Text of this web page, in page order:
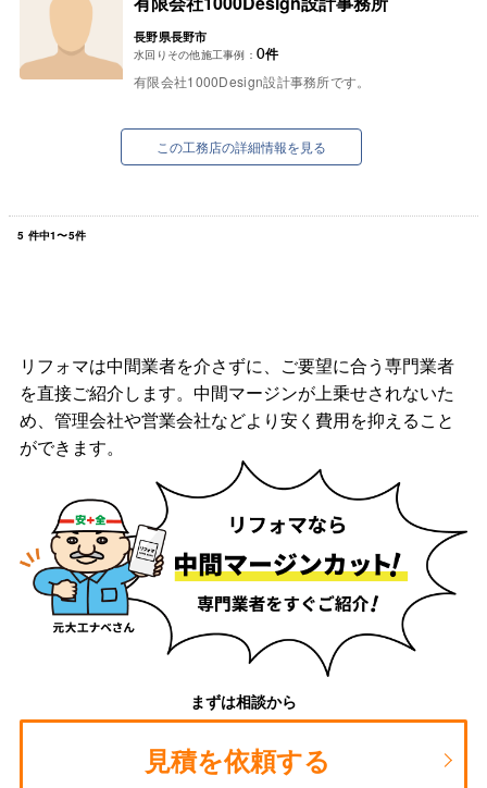
長野県長野市
水回りその他施工事例： 0件
有限会社1000Design設計事務所です。
この工務店の詳細情報を見る
5 件中1〜5件
リフォマは中間業者を介さずに、ご要望に合う専門業者
を直接ご紹介します。中間マージンが上乗せされないた
め、管理会社や営業会社などより安く費用を抑えること
ができます。
まずは相談から
見積を依頼する